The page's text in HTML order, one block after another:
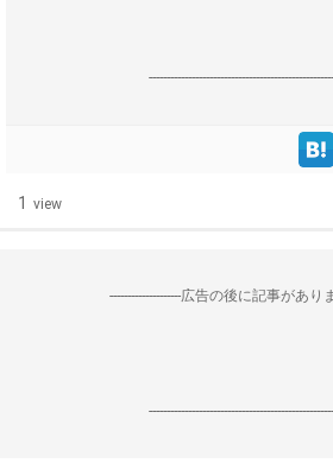
1 view
--------------------広告の後に記事がありま